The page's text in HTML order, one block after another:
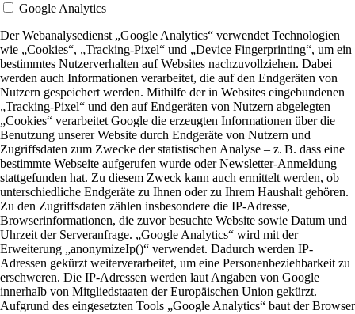
Google Analytics
Der Webanalysedienst „Google Analytics“ verwendet Technologien
wie „Cookies“, „Tracking-Pixel“ und „Device Fingerprinting“, um ein
bestimmtes Nutzerverhalten auf Websites nachzuvollziehen. Dabei
werden auch Informationen verarbeitet, die auf den Endgeräten von
Nutzern gespeichert werden. Mithilfe der in Websites eingebundenen
„Tracking-Pixel“ und den auf Endgeräten von Nutzern abgelegten
„Cookies“ verarbeitet Google die erzeugten Informationen über die
Benutzung unserer Website durch Endgeräte von Nutzern und
Zugriffsdaten zum Zwecke der statistischen Analyse – z. B. dass eine
bestimmte Webseite aufgerufen wurde oder Newsletter-Anmeldung
stattgefunden hat. Zu diesem Zweck kann auch ermittelt werden, ob
unterschiedliche Endgeräte zu Ihnen oder zu Ihrem Haushalt gehören.
Zu den Zugriffsdaten zählen insbesondere die IP-Adresse,
Browserinformationen, die zuvor besuchte Website sowie Datum und
Uhrzeit der Serveranfrage. „Google Analytics“ wird mit der
Erweiterung „anonymizeIp()“ verwendet. Dadurch werden IP-
Adressen gekürzt weiterverarbeitet, um eine Personenbeziehbarkeit zu
erschweren. Die IP-Adressen werden laut Angaben von Google
innerhalb von Mitgliedstaaten der Europäischen Union gekürzt.
Aufgrund des eingesetzten Tools „Google Analytics“ baut der Browser